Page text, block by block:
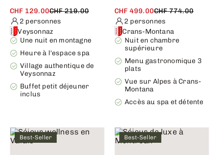
CHF 129.00CHF 219.00
2 personnes
Veysonnaz
Une nuit en montagne
Heure à l'espace spa
Village authentique de
Veysonnaz
Buffet petit déjeuner
inclus
CHF 499.00CHF 774.00
2 personnes
Crans-Montana
Nuit en chambre
supérieure
Menu gastronomique 3
plats
Vue sur Alpes à Crans-
Montana
Accès au spa et détente
Best-Seller Best-Seller